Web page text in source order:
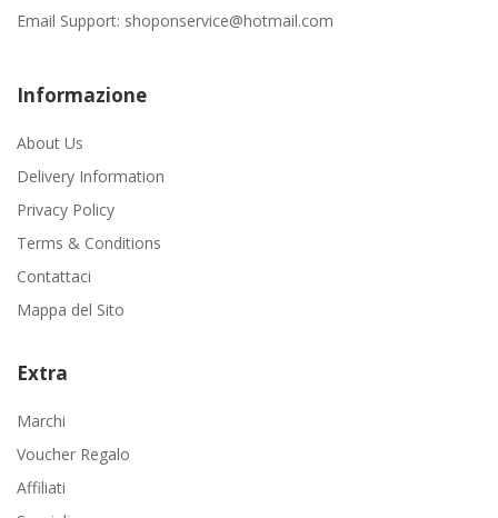
Email Support: shoponservice@hotmail.com
Informazione
About Us
Delivery Information
Privacy Policy
Terms & Conditions
Contattaci
Mappa del Sito
Extra
Marchi
Voucher Regalo
Affiliati